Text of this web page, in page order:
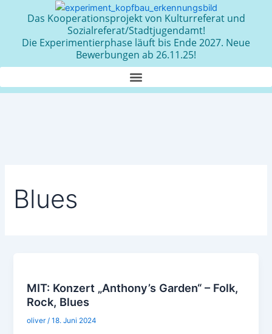
Das Kooperationsprojekt von Kulturreferat und
Sozialreferat/Stadtjugendamt!
Die Experimentierphase läuft bis Ende 2027. Neue
Bewerbungen ab 26.11.25!
Blues
MIT: Konzert „Anthony’s Garden“ – Folk,
Rock, Blues
oliver/18. Juni 2024